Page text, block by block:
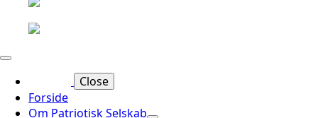
Close
Forside
Om Patriotisk Selskab